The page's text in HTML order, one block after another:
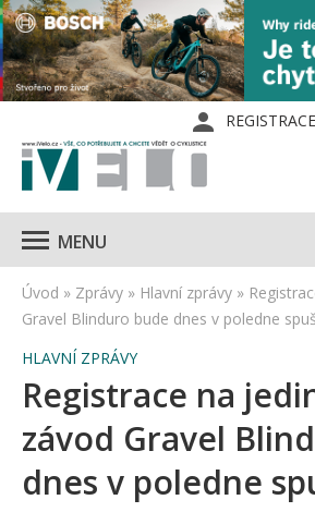
REGISTRACE
MENU
Úvod » Zprávy » Hlavní zprávy »
Gravel Blinduro bude dnes v poledne
HLAVNÍ ZPRÁVY
Registrace na
závod Gravel
dnes v poledne